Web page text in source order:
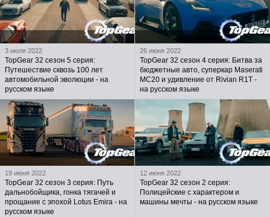
3 июля 2022
TopGear 32 сезон 5 серия:
Путешествие сквозь 100 лет
автомобильной эволюции - на
русском языке
26 июня 2022
TopGear 32 сезон 4 серия: Битва за
бюджетные авто, суперкар Maserati
MC20 и удивление от Rivian R1T -
на русском языке
19 июня 2022
TopGear 32 сезон 3 серия: Путь
дальнобойщика, гонка тягачей и
прощание с эпохой Lotus Emira - на
русском языке
12 июня 2022
TopGear 32 сезон 2 серия:
Полицейские с характером и
машины мечты - на русском языке